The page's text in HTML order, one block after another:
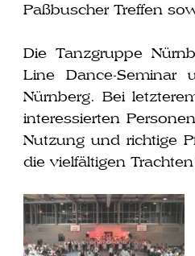
Paßbuscher Treffen
Die Tanzgruppe
Line Dance-
Nürnberg. Bei
inter­es­sier­ten
Nutzung und rich­ti­ge
die viel­fäl­ti­gen